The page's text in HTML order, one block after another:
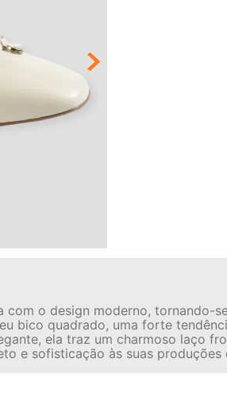
com o design moderno, tornando-
bico quadrado, uma forte
ela traz um charmoso laço
e sofisticação às suas produções